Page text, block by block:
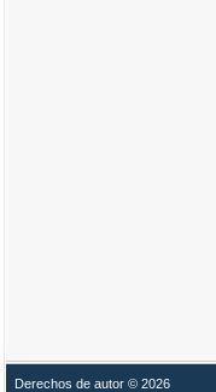
Derechos de autor © 2026